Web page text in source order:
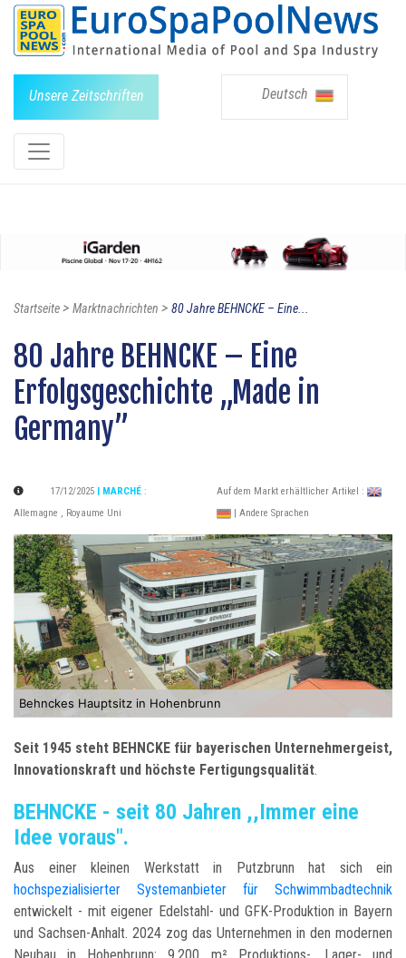
Unsere Zeitschriften Deutsch
Startseite> Marktnachrichten > 80 Jahre BEHNCKE – Eine...
80 Jahre BEHNCKE – Eine
Erfolgsgeschichte „Made in
Germany”
17/12/2025 | MARCHÉ :
Allemagne , Royaume Uni
Auf dem Markt erhältlicher Artikel :
| Andere Sprachen
Behnckes Hauptsitz in Hohenbrunn
Seit 1945 steht BEHNCKE für bayerischen Unternehmergeist,
Innovationskraft und höchste Fertigungsqualität
BEHNCKE - seit 80 Jahren ,,Immer eine
Idee voraus".
Aus einer kleinen Werkstatt in Putzbrunn hat sich ein
hochspezialisierter Systemanbieter für Schwimmbadtechnik
entwickelt - mit eigener Edelstahl- und GFK-Produktion in Bayern
und Sachsen-Anhalt. 2024 zog das Unternehmen in den modernen
Neubau in Hohenbrunn: 9.200 m² Produktions-, Lager- und